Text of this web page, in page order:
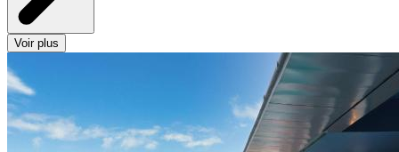
Voir plus